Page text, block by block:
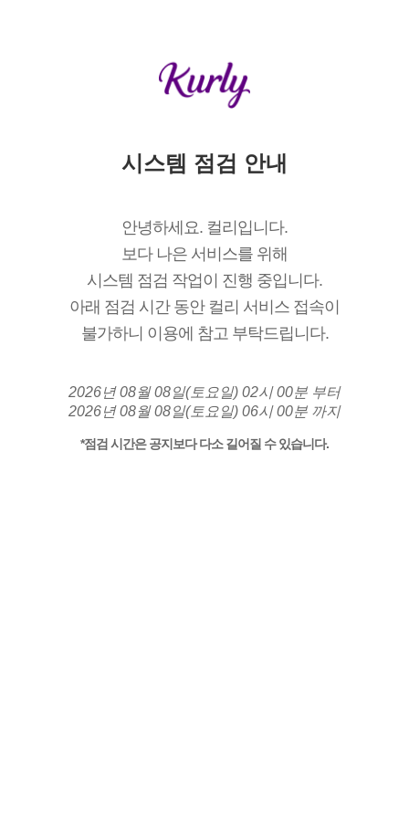
시스템 점검 안내
안녕하세요. 컬리입니다.
보다 나은 서비스를 위해
시스템 점검 작업이 진행 중입니다.
아래 점검 시간 동안 컬리 서비스 접속이
불가하니 이용에 참고 부탁드립니다.
2026년 08월 08일(토요일) 02시 00분 부터
2026년 08월 08일(토요일) 06시 00분 까지
*점검 시간은 공지보다 다소 길어질 수 있습니다.